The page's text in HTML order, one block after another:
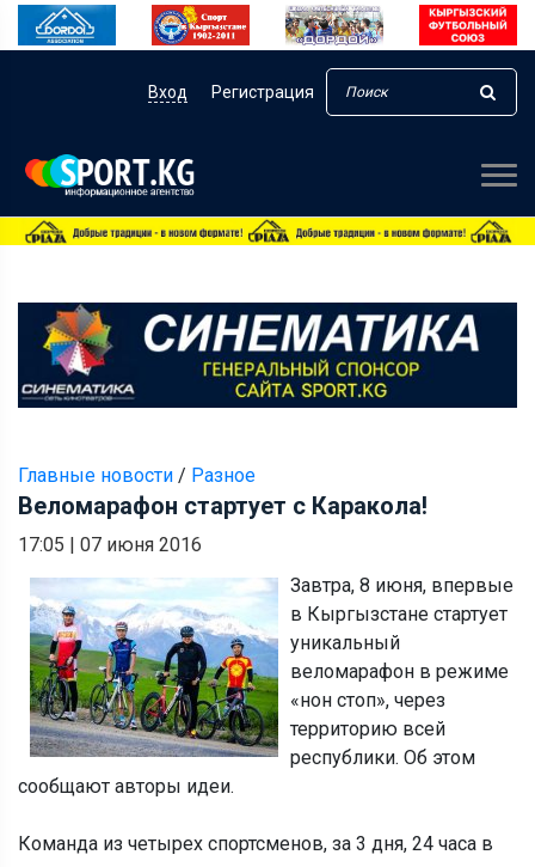
Вход Регистрация
Главные новости / Разное
Веломарафон стартует с Каракола!
17:05 | 07 июня 2016
Завтра, 8 июня, впервые
в Кыргызстане стартует
уникальный
веломарафон в режиме
«нон стоп», через
территорию всей
республики. Об этом
сообщают авторы идеи.
Команда из четырех спортсменов, за 3 дня, 24 часа в